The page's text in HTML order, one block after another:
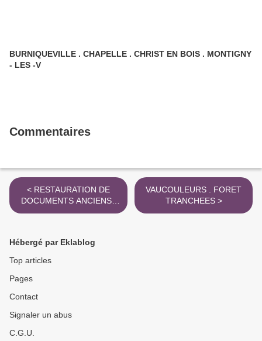
BURNIQUEVILLE . CHAPELLE . CHRIST EN BOIS . MONTIGNY
- LES -V
Commentaires
< RESTAURATION DE
DOCUMENTS ANCIENS .
DOUBS
VAUCOULEURS . FORET
TRANCHEES >
Hébergé par Eklablog
Top articles
Pages
Contact
Signaler un abus
C.G.U.